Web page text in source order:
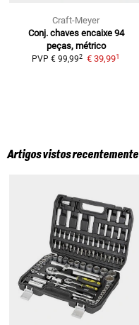
Craft-Meyer
Conj. chaves encaixe 94
peças, métrico
PVP € 99,992 € 39,991
Artigos vistos recentemente